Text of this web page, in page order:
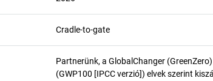
Cradle-to-gate
Partnerünk, a GlobalChanger
(GWP100 [IPCC verzió]) elvek szerint